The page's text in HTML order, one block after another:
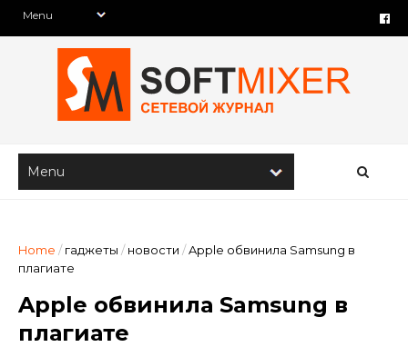
Home / гаджеты / новости /Apple обвинила Samsung в
плагиате
Apple обвинила Samsung в
плагиате